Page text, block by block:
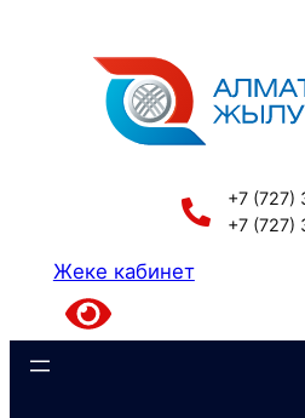
содержимому
+7 (727)
+7 (727)
Жеке кабинет